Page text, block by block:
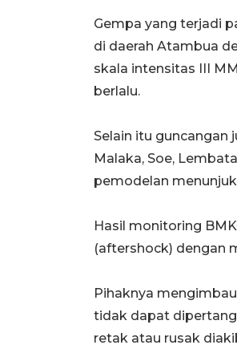
Gempa yang terjadi
di daerah Atambua
skala intensitas III
berlalu.
Selain itu guncangan
Malaka, Soe,
pemodelan
Hasil monitoring
(aftershock) dengan
Pihaknya
tidak dapat
retak atau rusak